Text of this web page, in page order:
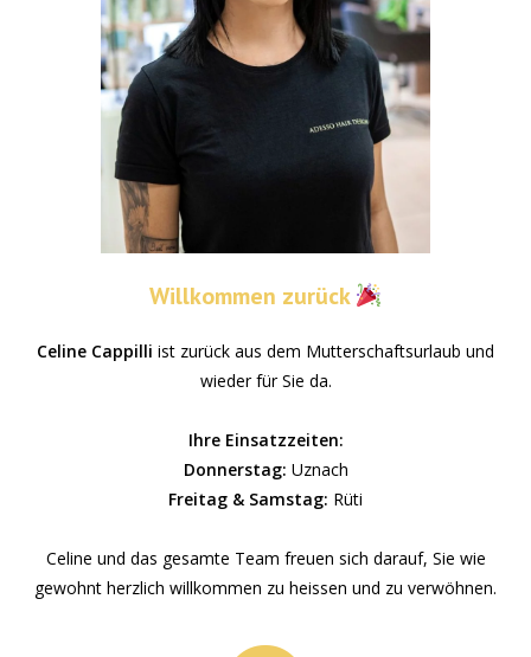
Willkommen zurück
Celine Cappilli ist zurück aus dem Mutterschaftsurlaub und
wieder für Sie da.
Ihre Einsatzzeiten:
Donnerstag: Uznach
Freitag & Samstag: Rüti
Celine und das gesamte Team freuen sich darauf, Sie wie
gewohnt herzlich willkommen zu heissen und zu verwöhnen.